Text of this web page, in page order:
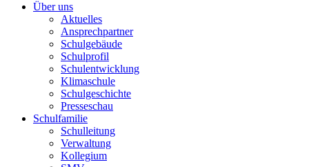
Über uns
Aktuelles
Ansprechpartner
Schulgebäude
Schulprofil
Schulentwicklung
Klimaschule
Schulgeschichte
Presseschau
Schulfamilie
Schulleitung
Verwaltung
Kollegium